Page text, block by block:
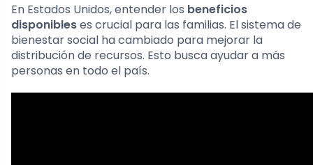
En Estados Unidos, entender los beneficios
disponibleses crucial para las familias. El sistema de
bienestar social ha cambiado para mejorar la
distribución de recursos. Esto busca ayudar a más
personas en todo el país.